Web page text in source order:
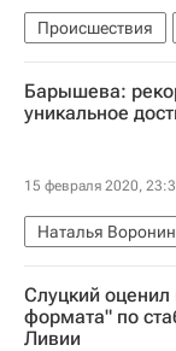
Происшествия
Следственный
Барышева:
уникальное
15 февраля 2020,
Наталья
Слуцкий
формата" по
Ливии